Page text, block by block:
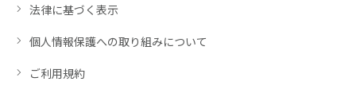
法律に基づく表示
個人情報保護への取り組みについて
ご利用規約